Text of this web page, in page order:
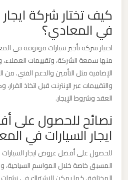
كيف تختار شركة
في المعادي؟
اختيار شركة تأجير سيارات موثوقة في
منها سمعة الشركة، وتقييمات العملاء،
الإضافية مثل التأمين والدعم الفني. من
والتقييمات عبر الإنترنت قبل اتخاذ
العقد وشروط الإيجار.
نصائح للحصول على
ايجار السيارات في
للحصول على أفضل عروض ايجار السيارات
المسبق خاصة خلال المواسم السياحية،
ليموزين
مطار
القاهرة
أسعار
ليموزين
مطار
القاهرة
ليموزين
مطار
الغردقة